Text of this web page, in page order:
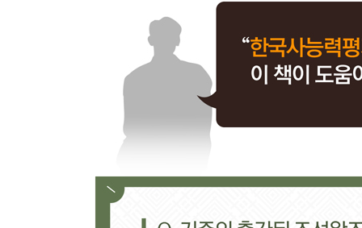
변덕쟁이 호랑이. 조광조를 등용하고 버린 임금·233
- 임금도 읽어야 했던 초등 교과서 [소학]
- 중종의 남자, 조광조! 중종에게 버림을 받다
9개월만 호랑이. 1년도 채우지 못한 조선 최단기 임
- 거식증에 걸린 인종이 단식을 한 이유는?
【 제13대 명종 】